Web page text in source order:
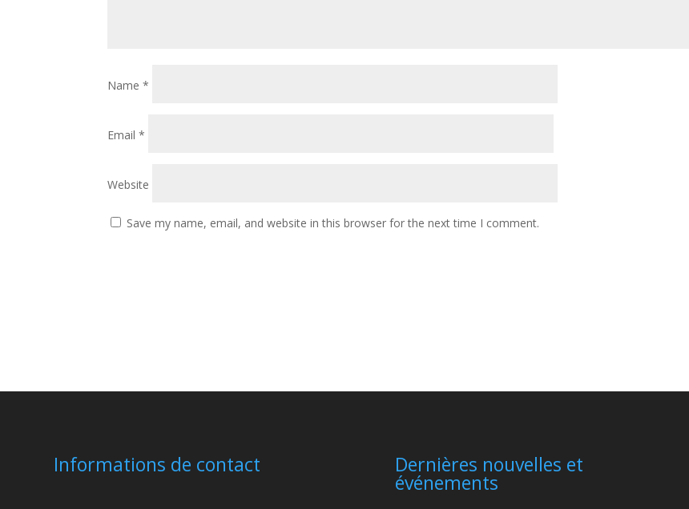
Name*
Email*
Website
Save my name, email, and website in this browser for the next time I comment.
Informations de contact Dernières nouvelles et
événements